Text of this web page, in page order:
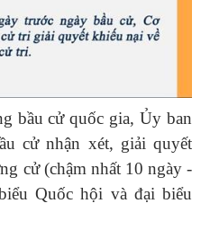
bầu cử quốc gia, Ủy ban
cử nhận xét, giải quyết
cử (chậm nhất 10 ngày -
Quốc hội và đại biểu